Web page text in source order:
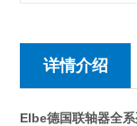
详情介绍
Elbe德国联轴器全